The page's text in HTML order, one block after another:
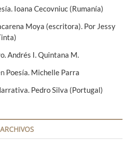
Ioana Cecovniuc (Rumanía)
Moya (escritora). Por Jessy
Andrés I. Quintana M.
Poesía. Michelle Parra
Pedro Silva (Portugal)
ARCHIVOS